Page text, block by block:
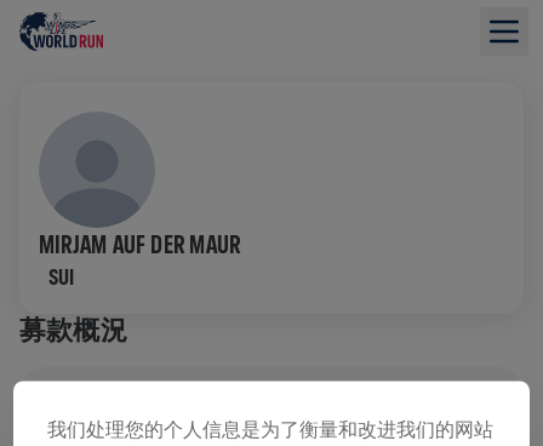
MIRJAM AUF DER MAUR
SUI
募款概況
我们处理您的个人信息是为了衡量和改进我们的网站